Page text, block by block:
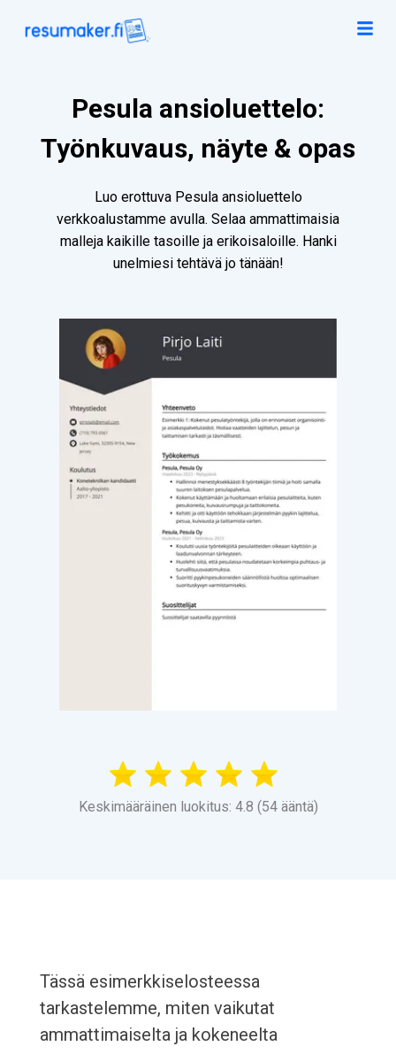
Pesula ansioluettelo:
Työnkuvaus, näyte & opas
Luo erottuva Pesula ansioluettelo
verkkoalustamme avulla. Selaa ammattimaisia
malleja kaikille tasoille ja erikoisaloille. Hanki
unelmiesi tehtävä jo tänään!
Keskimääräinen luokitus: 4.8 (54 ääntä)
Tässä esimerkkiselosteessa
tarkastelemme, miten vaikutat
ammattimaiselta ja kokeneelta